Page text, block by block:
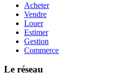
Acheter
Vendre
Louer
Estimer
Gestion
Commerce
Le réseau